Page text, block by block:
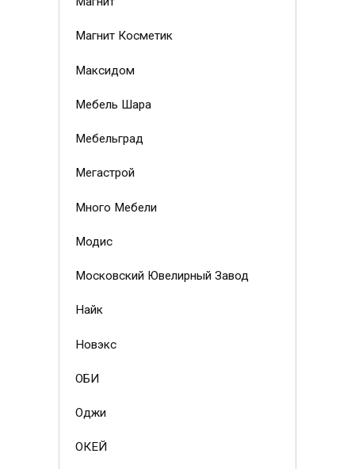
Магнит Косметик
Максидом
Мебель Шара
Мебельград
Мегастрой
Много Мебели
Модис
Московский Ювелирный Завод
Найк
Новэкс
ОБИ
Оджи
ОКЕЙ